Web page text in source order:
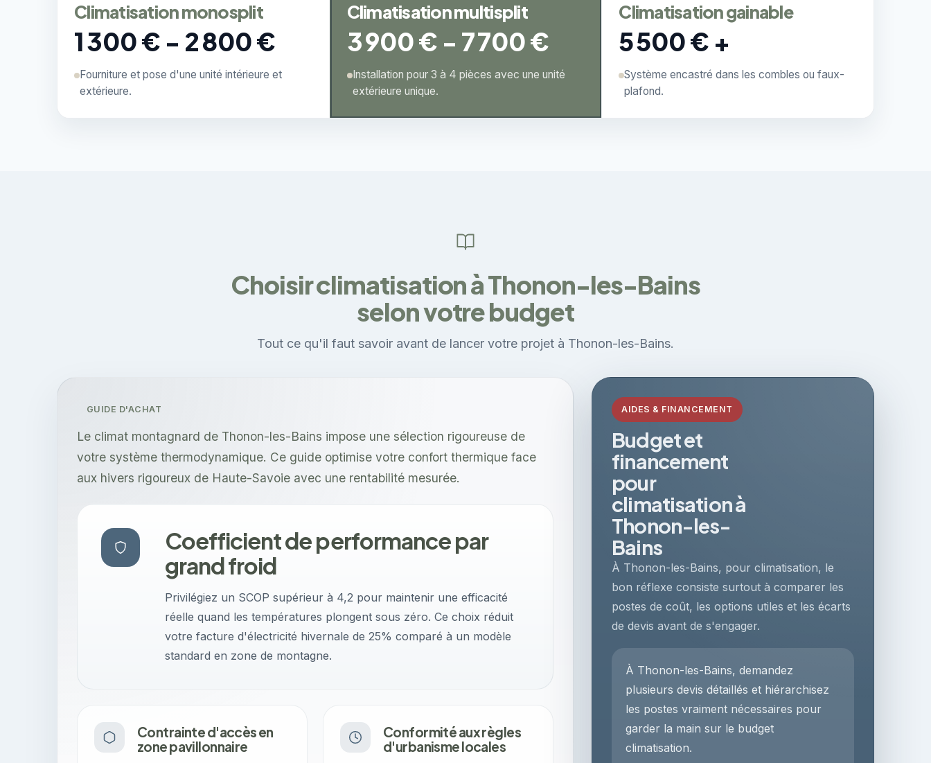
Climatisation monosplit
1 300 € - 2 800 €
Fourniture et pose d'une unité intérieure et
extérieure.
Climatisation multisplit
3 900 € - 7 700 €
Installation pour 3 à 4 pièces avec une unité
extérieure unique.
Climatisation gainable
5 500 € +
Système encastré dans les combles ou faux-
plafond.
Choisir climatisation à Thonon-les-Bains
selon votre budget
Tout ce qu'il faut savoir avant de lancer votre projet à Thonon-les-Bains.
GUIDE D'ACHAT
Le climat montagnard de Thonon-les-Bains impose une sélection rigoureuse de
votre système thermodynamique. Ce guide optimise votre confort thermique face
aux hivers rigoureux de Haute-Savoie avec une rentabilité mesurée.
Coefficient de performance par
grand froid
Privilégiez un SCOP supérieur à 4,2 pour maintenir une efficacité
réelle quand les températures plongent sous zéro. Ce choix réduit
votre facture d'électricité hivernale de 25% comparé à un modèle
standard en zone de montagne.
Contrainte d'accès en
zone pavillonnaire
Conformité aux règles
d'urbanisme locales
AIDES & FINANCEMENT
Budget et
financement
pour
climatisation à
Thonon-les-
Bains
À Thonon-les-Bains, pour climatisation, le
bon réflexe consiste surtout à comparer les
postes de coût, les options utiles et les écarts
de devis avant de s'engager.
À Thonon-les-Bains, demandez
plusieurs devis détaillés et hiérarchisez
les postes vraiment nécessaires pour
garder la main sur le budget
climatisation.